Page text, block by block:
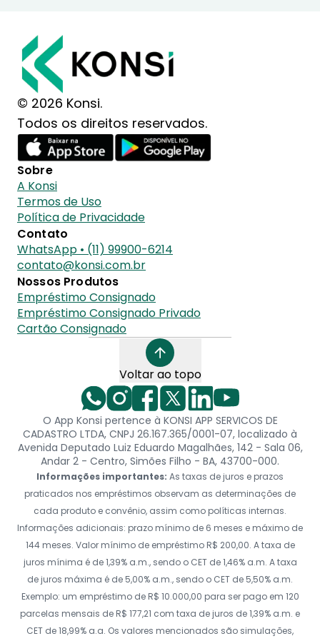
© 2026 Konsi.
Todos os direitos reservados.
Sobre
A Konsi
Termos de Uso
Política de Privacidade
Contato
WhatsApp • (11) 99900-6214
contato@konsi.com.br
Nossos Produtos
Empréstimo Consignado
Empréstimo Consignado Privado
Cartão Consignado
Voltar ao topo
O App Konsi pertence à KONSI APP SERVICOS DE
CADASTRO LTDA, CNPJ 26.167.365/0001-07, localizado à
Avenida Deputado Luiz Eduardo Magalhães, 142 - Sala 06,
Andar 2 - Centro, Simões Filho - BA, 43700-000.
Informações importantes: As taxas de juros e prazos
praticados nos empréstimos observam as determinações de
cada produto e convênio, assim como políticas internas.
Informações adicionais: prazo mínimo de 6 meses e máximo de
144 meses. Valor mínimo de empréstimo R$ 200,00. A taxa de
juros mínima é de 1,39% a.m., sendo o CET de 1,46% a.m. A taxa
de juros máxima é de 5,00% a.m., sendo o CET de 5,50% a.m.
Exemplo: um empréstimo de R$ 10.000,00 para ser pago em 120
parcelas mensais de R$ 177,21 com taxa de juros de 1,39% a.m. e
CET de 18,99% a.a. Os valores mencionados são simulações,